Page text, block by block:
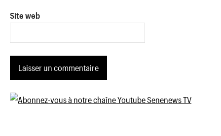
Site web